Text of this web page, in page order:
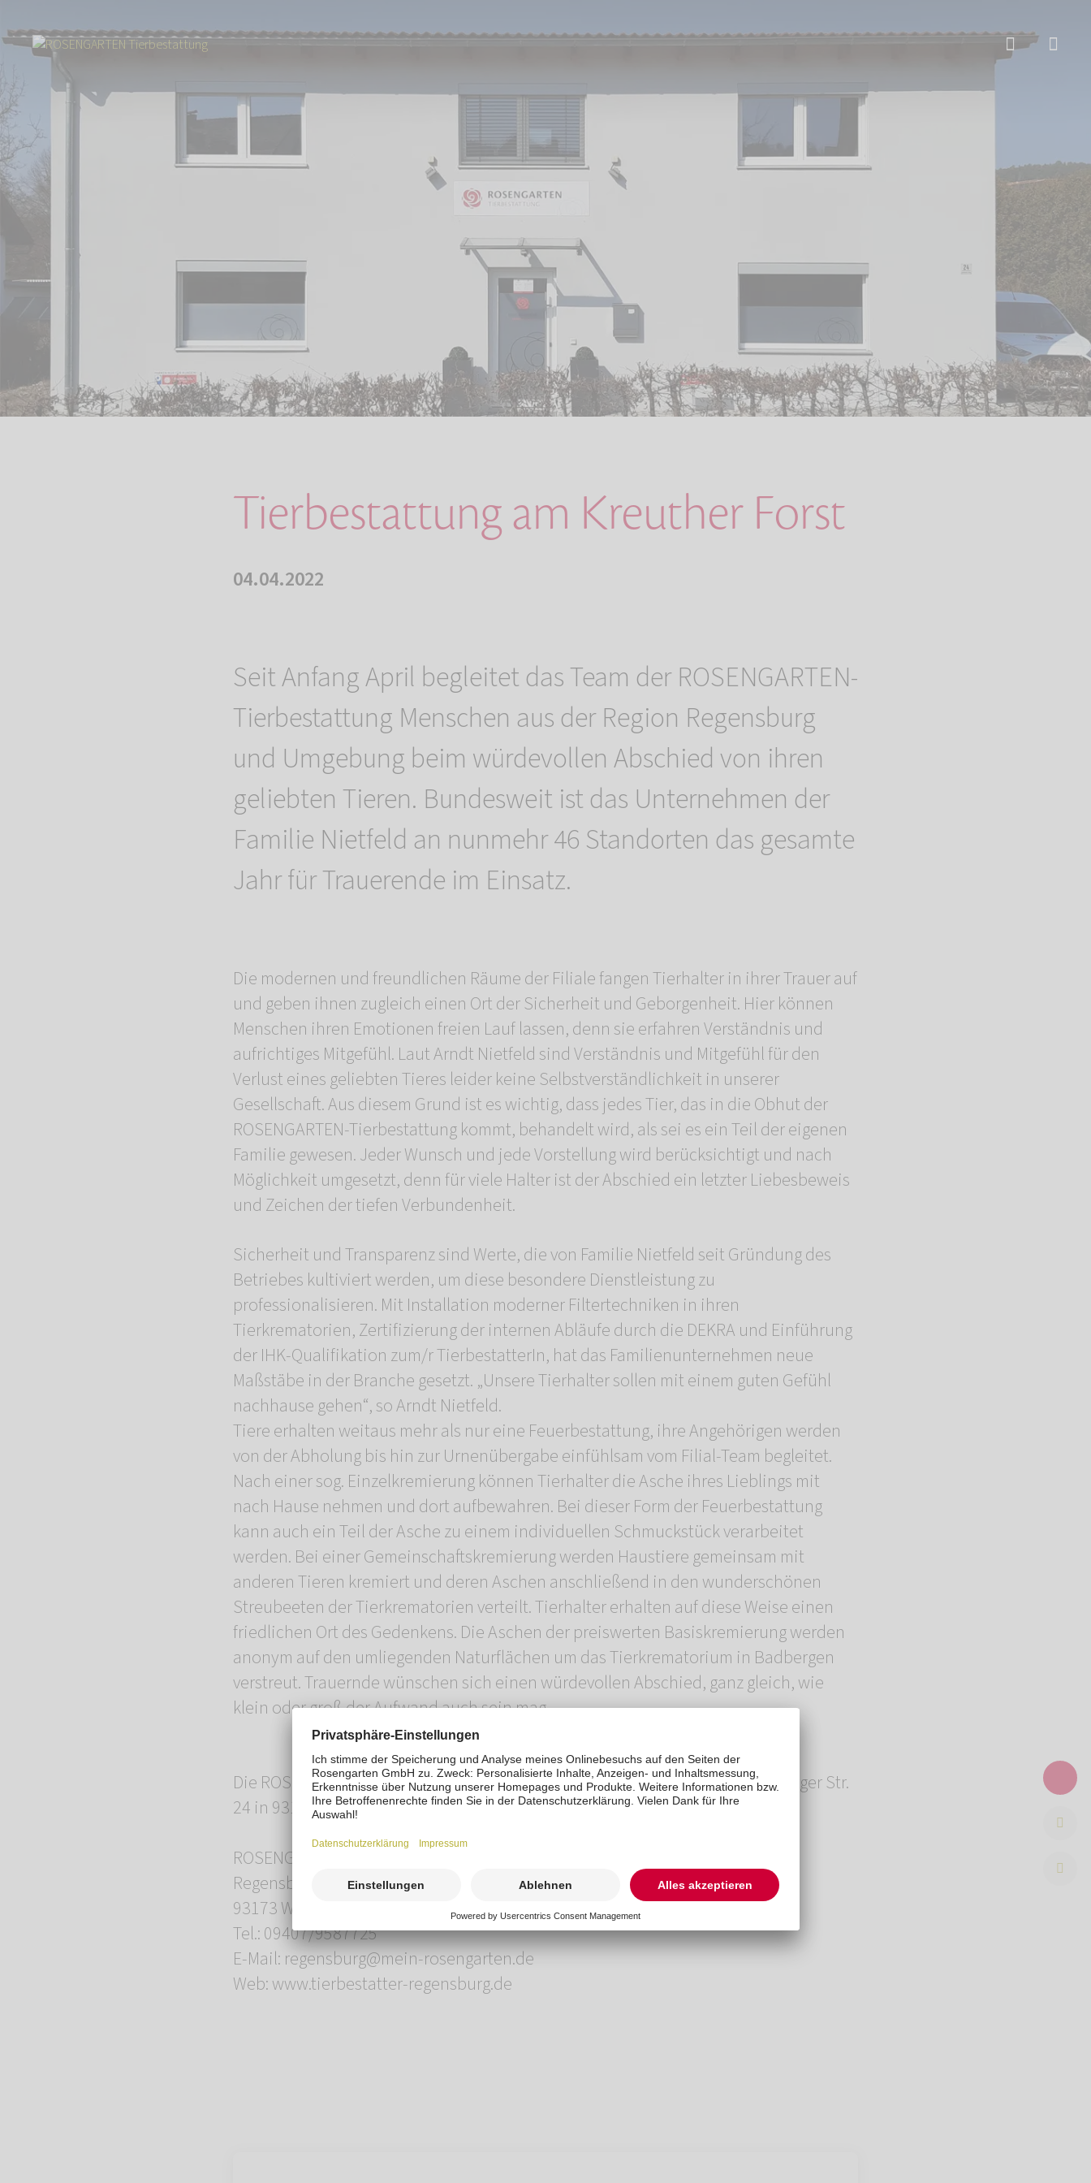
Start Über uns Tierbestattung am Kreuther Forst
Tierbestattung am Kreuther Forst
04.04.2022
Seit Anfang April begleitet das Team der ROSENGARTEN-
Tierbestattung Menschen aus der Region Regensburg
und Umgebung beim würdevollen Abschied von ihren
geliebten Tieren. Bundesweit ist das Unternehmen der
Familie Nietfeld an nunmehr 46 Standorten das gesamte
Jahr für Trauerende im Einsatz.
Die modernen und freundlichen Räume der Filiale fangen Tierhalter in ihrer Trauer auf
und geben ihnen zugleich einen Ort der Sicherheit und Geborgenheit. Hier können
Menschen ihren Emotionen freien Lauf lassen, denn sie erfahren Verständnis und
aufrichtiges Mitgefühl. Laut Arndt Nietfeld sind Verständnis und Mitgefühl für den
Verlust eines geliebten Tieres leider keine Selbstverständlichkeit in unserer
Gesellschaft. Aus diesem Grund ist es wichtig, dass jedes Tier, das in die Obhut der
ROSENGARTEN-Tierbestattung kommt, behandelt wird, als sei es ein Teil der eigenen
Familie gewesen. Jeder Wunsch und jede Vorstellung wird berücksichtigt und nach
Möglichkeit umgesetzt, denn für viele Halter ist der Abschied ein letzter Liebesbeweis
und Zeichen der tiefen Verbundenheit.
Sicherheit und Transparenz sind Werte, die von Familie Nietfeld seit Gründung des
Betriebes kultiviert werden, um diese besondere Dienstleistung zu
professionalisieren. Mit Installation moderner Filtertechniken in ihren
Tierkrematorien, Zertifizierung der internen Abläufe durch die DEKRA und Einführung
der IHK-Qualifikation zum/r TierbestatterIn, hat das Familienunternehmen neue
Maßstäbe in der Branche gesetzt. „Unsere Tierhalter sollen mit einem guten Gefühl
nachhause gehen“, so Arndt Nietfeld.
Tiere erhalten weitaus mehr als nur eine Feuerbestattung, ihre Angehörigen werden
von der Abholung bis hin zur Urnenübergabe einfühlsam vom Filial-Team begleitet.
Nach einer sog. Einzelkremierung können Tierhalter die Asche ihres Lieblings mit
nach Hause nehmen und dort aufbewahren. Bei dieser Form der Feuerbestattung
kann auch ein Teil der Asche zu einem individuellen Schmuckstück verarbeitet
werden. Bei einer Gemeinschaftskremierung werden Haustiere gemeinsam mit
anderen Tieren kremiert und deren Aschen anschließend in den wunderschönen
Streubeeten der Tierkrematorien verteilt. Tierhalter erhalten auf diese Weise einen
friedlichen Ort des Gedenkens. Die Aschen der preiswerten Basiskremierung werden
anonym auf den umliegenden Naturflächen um das Tierkrematorium in Badbergen
verstreut. Trauernde wünschen sich einen würdevollen Abschied, ganz gleich, wie
klein oder groß der Aufwand auch sein mag.
Die ROSENGARTEN-Tierbestattung Regensburg befindet sich in der Regensburger Str.
24 in 93173 Wenzenbach an der B16.
ROSENGARTEN-Tierbestattung Regensburg
Regensburger Str. 24
93173 Wenzenbach
Tel.: 09407/9587725
E-Mail: regensburg@mein-rosengarten.de
Web: www.tierbestatter-regensburg.de